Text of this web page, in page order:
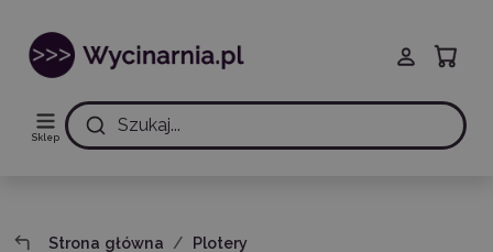
Sklep
Szukaj...
Strona główna
Plotery